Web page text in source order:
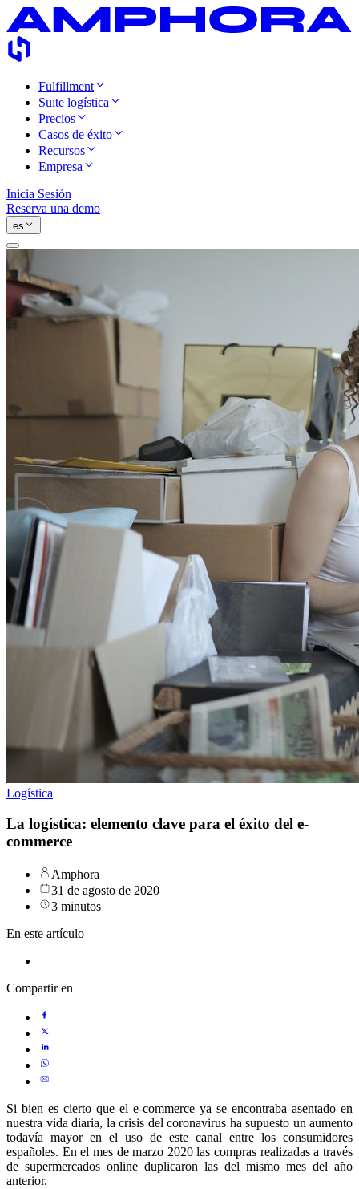
Fulfillment
Suite logística
Precios
Casos de éxito
Recursos
Empresa
Inicia Sesión
Reserva una demo
es
Logística
La logística: elemento clave para el éxito del e-
commerce
Amphora
31 de agosto de 2020
3 minutos
En este artículo
Compartir en
Si bien es cierto que el e-commerce ya se encontraba asentado en
nuestra vida diaria, la crisis del coronavirus ha supuesto un aumento
todavía mayor en el uso de este canal entre los consumidores
españoles. En el mes de marzo 2020 las compras realizadas a través
de supermercados online duplicaron las del mismo mes del año
anterior.